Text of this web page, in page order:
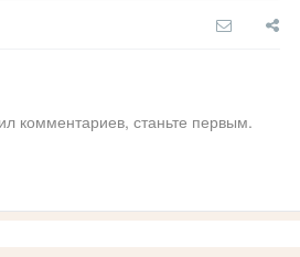
комментариев, станьте первым.